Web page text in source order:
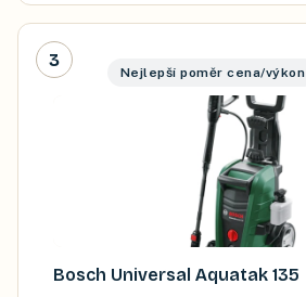
3
Nejlepší poměr cena/výkon
Bosch Universal Aquatak 135